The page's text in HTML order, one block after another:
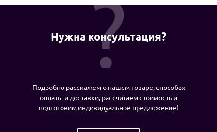
Нужна консультация?
Подробно расскажем о нашем товаре, способах
оплаты и доставки, рассчитаем стоимость и
подготовим индивидуальное предложение!